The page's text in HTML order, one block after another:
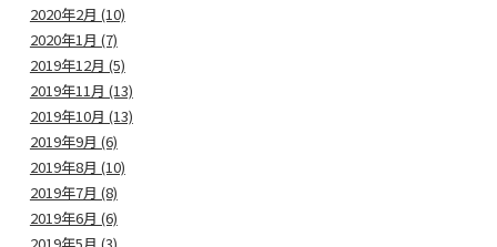
2020年2月 (10)
2020年1月 (7)
2019年12月 (5)
2019年11月 (13)
2019年10月 (13)
2019年9月 (6)
2019年8月 (10)
2019年7月 (8)
2019年6月 (6)